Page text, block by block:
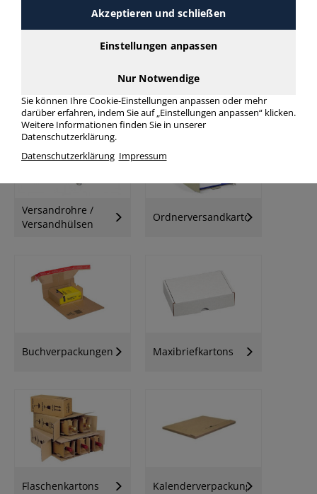
Faltkartons
Versandrohre /
Versandhülsen
Ordnerversandkartons
Buchverpackungen Maxibriefkartons
Flaschenkartons Kalenderverpackungen
Akzeptieren und schließen
Einstellungen anpassen
Nur Notwendige
Sie können Ihre Cookie-Einstellungen anpassen oder mehr
darüber erfahren, indem Sie auf „Einstellungen anpassen“ klicken.
Weitere Informationen finden Sie in unserer
Datenschutzerklärung.
Datenschutzerklärung Impressum